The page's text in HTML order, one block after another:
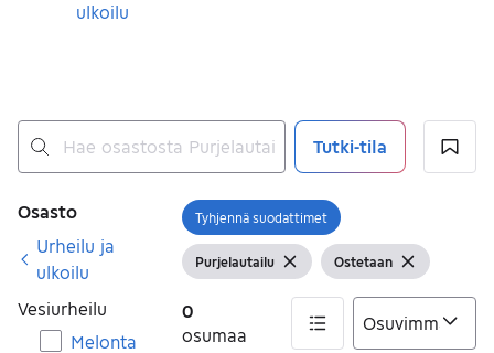
ulkoilu
Tutki-tila
Suodattimet
Osasto
Urheilu ja
ulkoilu
Vesiurheilu
Melonta
Avaa suodatin
Tyhjennä suodattimet
Näytä suodattimet
Purjelautailu Tyhjennä suodatin
Näytä suodattimet
Ostetaan Tyhjennä
0
osumaa